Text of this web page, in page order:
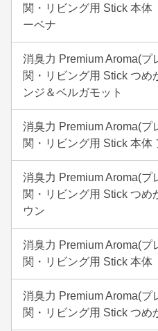
関・リビング用 Stick 本
ーベナ
消臭力 Premium Aroma(プ
関・リビング用 Stick つ
ンジ＆ベルガモット
消臭力 Premium Aroma(プ
関・リビング用 Stick 本体
消臭力 Premium Aroma(プ
関・リビング用 Stick つ
ウン
消臭力 Premium Aroma(プ
関・リビング用 Stick 本
消臭力 Premium Aroma(プ
関・リビング用 Stick つ